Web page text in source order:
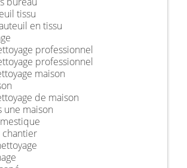
tissu
en tissu
professionnel
professionnel
maison
de maison
une maison
chantier